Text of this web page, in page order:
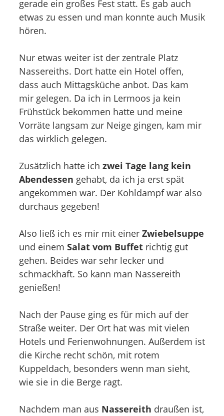
gerade ein großes Fest statt. Es gab auch
etwas zu essen und man konnte auch Musik
hören.
Nur etwas weiter ist der zentrale Platz
Nassereiths. Dort hatte ein Hotel offen,
dass auch Mittagsküche anbot. Das kam
mir gelegen. Da ich in Lermoos ja kein
Frühstück bekommen hatte und meine
Vorräte langsam zur Neige gingen, kam mir
das wirklich gelegen.
Zusätzlich hatte ich zwei Tage lang kein
Abendessen gehabt, da ich ja erst spät
angekommen war. Der Kohldampf war also
durchaus gegeben!
Also ließ ich es mir mit einer Zwiebelsuppe
und einem Salat vom Buffet richtig gut
gehen. Beides war sehr lecker und
schmackhaft. So kann man Nassereith
genießen!
Nach der Pause ging es für mich auf der
Straße weiter. Der Ort hat was mit vielen
Hotels und Ferienwohnungen. Außerdem ist
die Kirche recht schön, mit rotem
Kuppeldach, besonders wenn man sieht,
wie sie in die Berge ragt.
Nachdem man aus Nassereith draußen ist,